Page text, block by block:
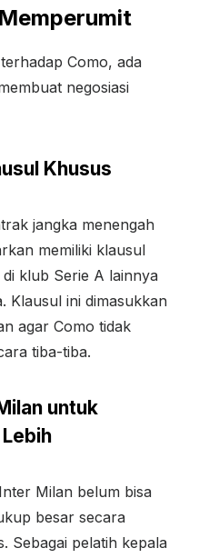
Como, ada
negosiasi
Khusus
jangka menengah
memiliki klausul
klub Serie A lainnya
Klausul ini dimasukkan
agar Como tidak
tiba-tiba.
untuk
Milan belum bisa
besar secara
Sebagai pelatih kepala